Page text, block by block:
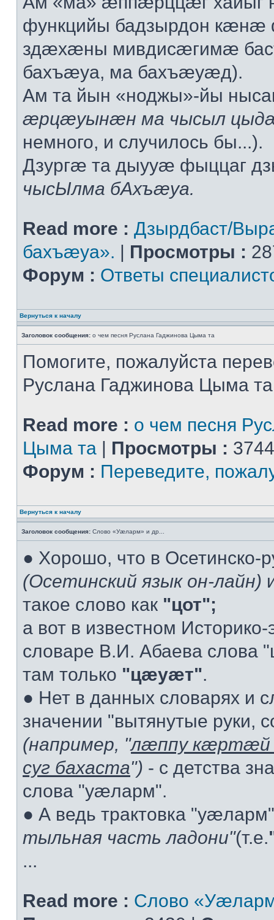
функцийы бадзырдон
здæхæны мивдисæгимæ
бахъæуа, ма бахъæуæд).
Ам та йын «ноджы»-йы
æрцæуынæн ма чысыл
немного, и случилось бы...).
Дзургæ та дыууæ фыццаг
чысЫлма бАхъæуа.
Read more : Дзырдбаст/
бахъæуа». | Просмотры :
Форум : Ответы
Вернуться к началу
Заголовок сообщения: о чем песня Руслана Гаджинова Цыма та
Помогите, пожалуйста
Руслана Гаджинова Цыма
Read more : о чем песня
Цыма та | Просмотры :
Форум : Переведите,
Вернуться к началу
Заголовок сообщения: Слово «Уæларм» и др...
● Хорошо, что в Осетинско-
(Осетинский язык он-лайн)
такое слово как "цот";
а вот в известном
словаре В.И. Абаева слова
там только "цæуæт".
● Нет в данных словарях и
значении "вытянутые руки,
(например, "лæппу кæртæй
суг бахаста") - с детства
слова "уæларм".
● А ведь трактовка
тыльная часть ладони"(т.е.
...
Read more : Слово